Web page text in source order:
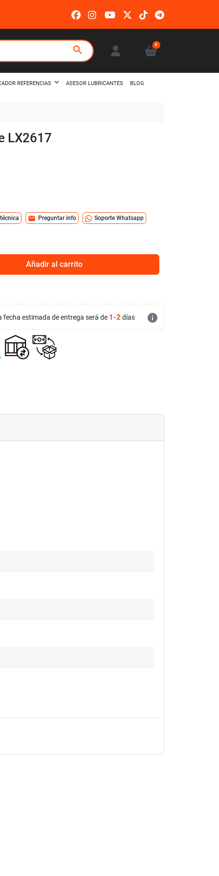
search 0
REFERENCIAS ASESOR LUBRICANTES BLOG
LX2617
mail Preguntar info Soporte Whatsapp
Añadir al carrito
fecha estimada de entrega será de 1-2 días info